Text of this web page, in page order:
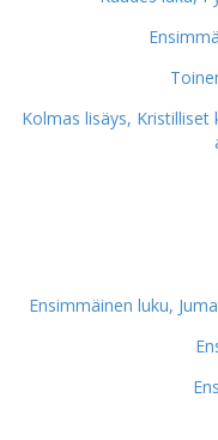
Kolmas lisäys,
Ensimmäinen luku,